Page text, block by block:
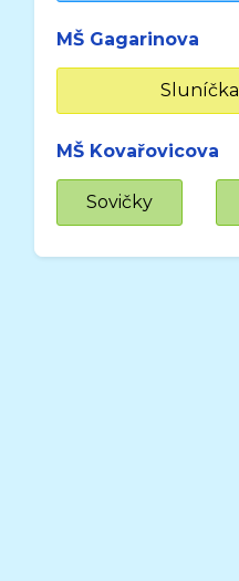
MŠ Gagarinova
Sluníčka
MŠ Kovařovicova
Sovičky